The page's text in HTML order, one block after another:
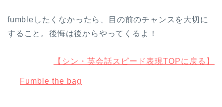
fumbleしたくなかったら、目の前のチャンスを大切に
すること。後悔は後からやってくるよ！
【シン・英会話スピード表現TOPに戻る】
Fumble the bag